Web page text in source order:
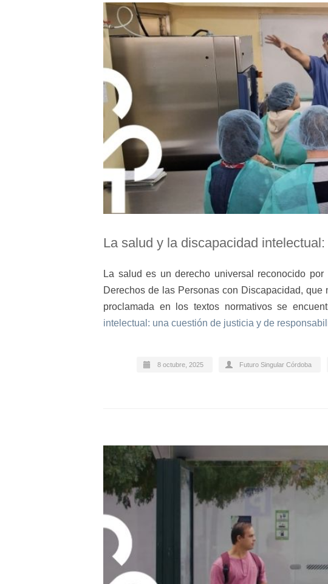
La salud y la discapacidad
La salud es un derecho universal reconocido
Derechos de las Personas con Discapacidad,
proclamada en los textos normativos se
intelectual: una cuestión de justicia y de
8 octubre, 2025 Futuro Singular Córdoba